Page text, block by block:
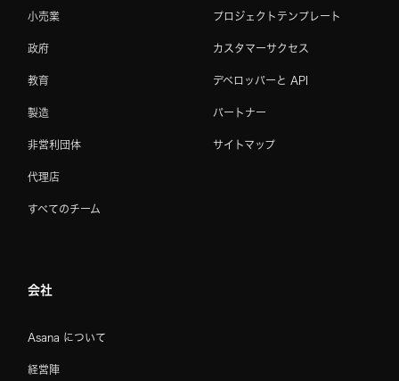
小売業
政府
教育
製造
非営利団体
代理店
すべてのチーム
プロジェクトテンプレート
カスタマーサクセス
デベロッパーと API
パートナー
サイトマップ
会社
Asana について
経営陣